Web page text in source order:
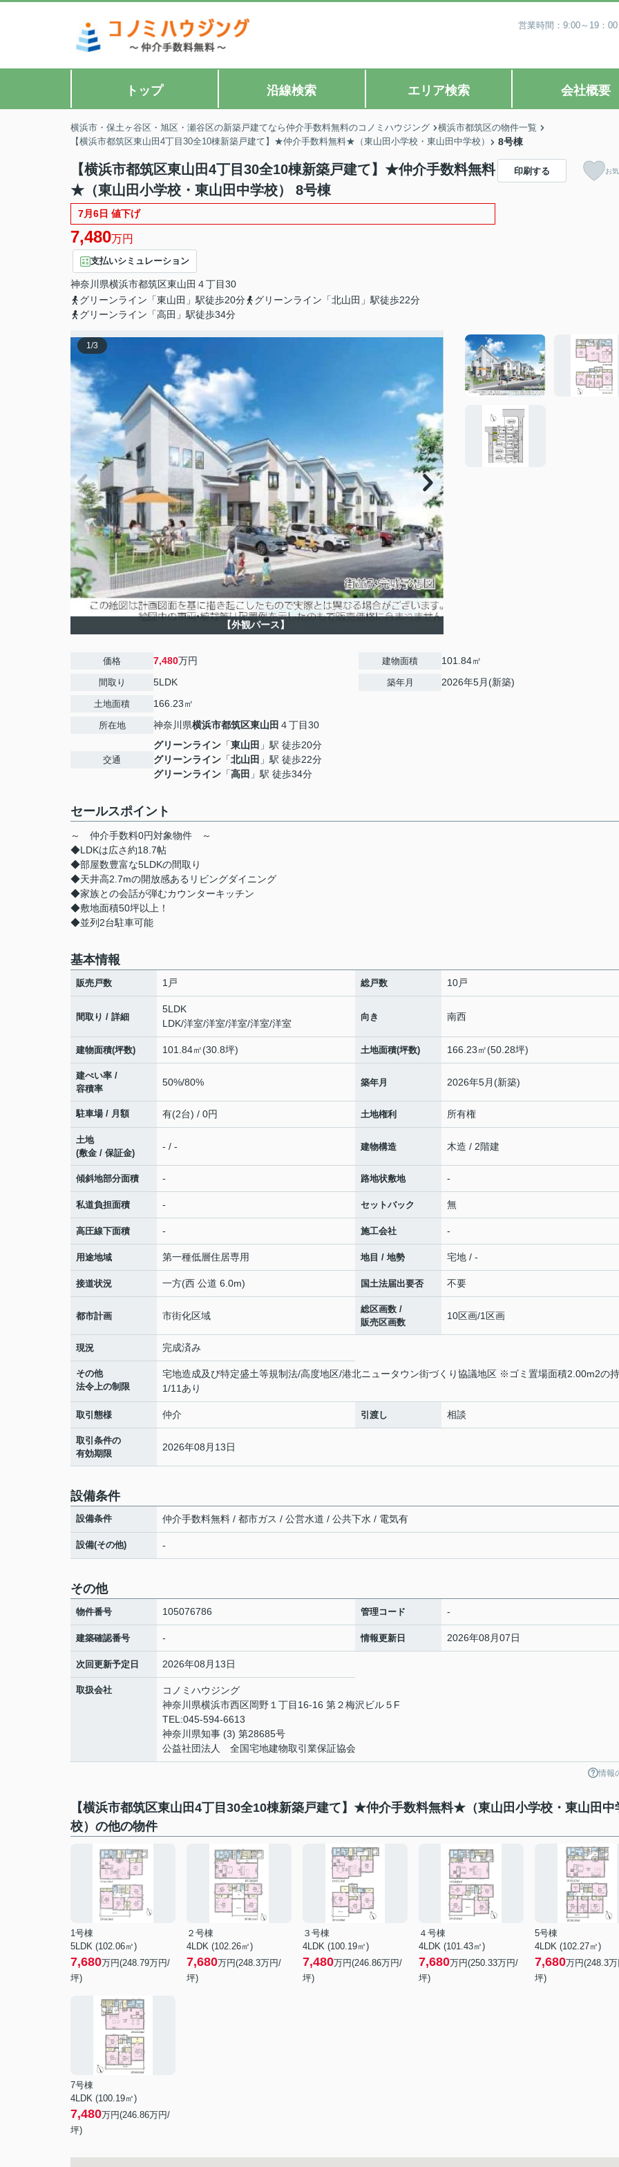
営業時間：9:00～19：
トップ 沿線検索 エリア検索 会社概要
横浜市・保土ヶ谷区・旭区・瀬谷区の新築戸建てなら仲介手数料無料のコノミハウジング
横浜市都筑区の物件一覧
【横浜市都筑区東山田4丁目30全10棟新築戸建て】★仲介手数料無料★（東山田小学校・東山田中学校）
8号棟
【横浜市都筑区東山田4丁目30全10棟新築戸建て】★仲介手数料無料
★（東山田小学校・東山田中学校） 8号棟
7月6日 値下げ
7,480万円
支払いシミュレーション
神奈川県横浜市都筑区東山田 ４丁目30
グリーンライン「東山田」駅徒歩20分
グリーンライン「北山田」駅徒歩22分
グリーンライン「高田」駅徒歩34分
印刷する お
1/3
【外観パース】
価格 7,480万円
間取り 5LDK
土地面積 166.23㎡
所在地 神奈川県横浜市都筑区東山田 ４丁目30
交通
グリーンライン 「東山田 」駅 徒歩20分
グリーンライン 「北山田 」駅 徒歩22分
グリーンライン 「高田 」駅 徒歩34分
建物面積 101.84㎡
築年月 2026年5月(新築)
セールスポイント
～ 仲介手数料0円対象物件 ～
◆LDKは広さ約18.7帖
◆部屋数豊富な5LDKの間取り
◆天井高2.7mの開放感あるリビングダイニング
◆家族との会話が弾むカウンターキッチン
◆敷地面積50坪以上！
◆並列2台駐車可能
基本情報
販売戸数 1戸 総戸数 10戸
間取り / 詳細
5LDK
LDK/洋室/洋室/洋室/洋室/洋室
向き 南西
建物面積(坪数) 101.84㎡(30.8坪) 土地面積(坪数) 166.23㎡(50.28坪)
建ぺい率 /
容積率
50%/80% 築年月 2026年5月(新築)
駐車場 / 月額 有(2台) / 0円 土地権利 所有権
土地
(敷金 / 保証金)
- / - 建物構造 木造 / 2階建
傾斜地部分面積 - 路地状敷地 -
私道負担面積 - セットバック 無
高圧線下面積 - 施工会社 -
用途地域 第一種低層住居専用 地目 / 地勢 宅地 / -
接道状況 一方(西 公道 6.0m) 国土法届出要否 不要
都市計画 市街化区域
総区画数 /
販売区画数
10区画/1区画
現況 完成済み
その他
法令上の制限
宅地造成及び特定盛土等規制法/高度地区/港北ニュータウン街づくり協議地区 ※ゴミ置場面積2.00m2の
1/11あり
取引態様 仲介 引渡し 相談
取引条件の
有効期限
2026年08月13日
設備条件
設備条件 仲介手数料無料 / 都市ガス / 公営水道 / 公共下水 / 電気有
設備(その他) -
その他
物件番号 105076786 管理コード -
建築確認番号 - 情報更新日 2026年08月07日
次回更新予定日 2026年08月13日
取扱会社
コノミハウジング
神奈川県横浜市西区岡野１丁目16-16 第２梅沢ビル５F
TEL:045-594-6613
神奈川県知事 (3) 第28685号
公益社団法人 全国宅地建物取引業保証協会
情報
【横浜市都筑区東山田4丁目30全10棟新築戸建て】★仲介手数料無料★（東山田小学校・東山田中
校）の他の物件
1号棟
5LDK (102.06㎡)
7,680万円(248.79万円/
坪)
２号棟
4LDK (102.26㎡)
7,680万円(248.3万円/
坪)
３号棟
4LDK (100.19㎡)
7,480万円(246.86万円/
坪)
４号棟
4LDK (101.43㎡)
7,680万円(250.33万円/
坪)
5号棟
4LDK (102.27㎡)
7,680万円(248.3
坪)
7号棟
4LDK (100.19㎡)
7,480万円(246.86万円/
坪)